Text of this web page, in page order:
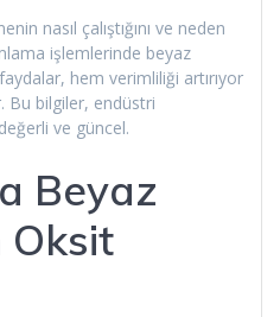
nasıl çalıştığını ve neden
işlemlerinde beyaz
hem verimliliği artırıyor
Bu bilgiler, endüstri
ve güncel.
Beyaz
Oksit